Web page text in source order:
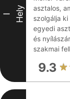
I Hely
asztalos,
szolgálja
egyedi
és
szakmai
9.3